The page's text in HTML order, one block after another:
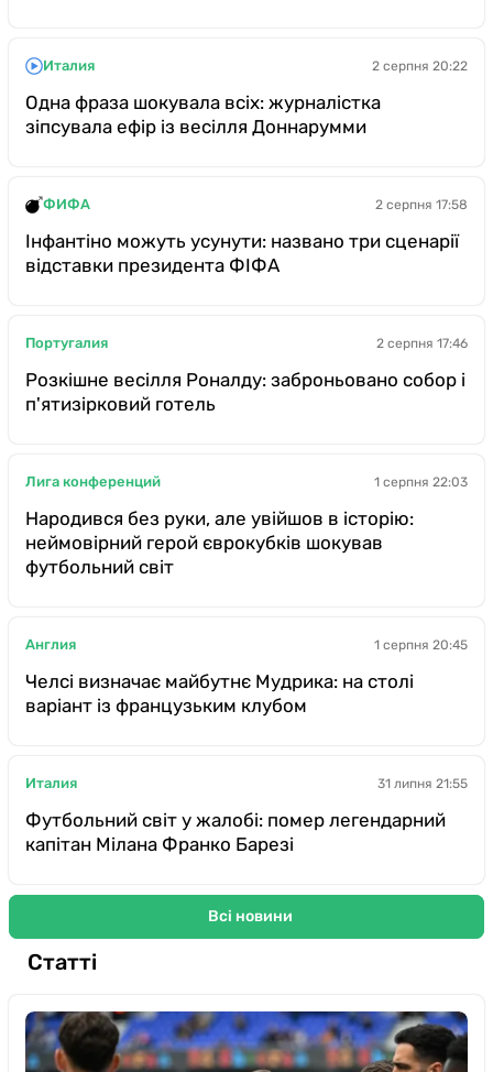
Италия 2 серпня 20:22
Одна фраза шокувала всіх: журналістка
зіпсувала ефір із весілля Доннарумми
ФИФА 2 серпня 17:58
Інфантіно можуть усунути: названо три сценарії
відставки президента ФІФА
Португалия 2 серпня 17:46
Розкішне весілля Роналду: заброньовано собор і
п'ятизірковий готель
Лига конференций 1 серпня 22:03
Народився без руки, але увійшов в історію:
неймовірний герой єврокубків шокував
футбольний світ
Англия 1 серпня 20:45
Челсі визначає майбутнє Мудрика: на столі
варіант із французьким клубом
Италия 31 липня 21:55
Футбольний світ у жалобі: помер легендарний
капітан Мілана Франко Барезі
Всі новини
Статті